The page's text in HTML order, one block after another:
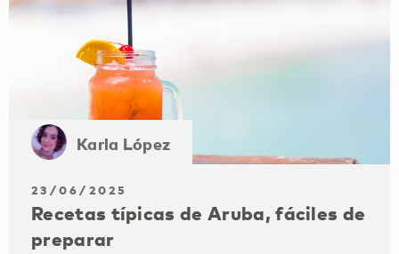
Karla López
23/06/2025
Recetas típicas de Aruba, fáciles de
preparar